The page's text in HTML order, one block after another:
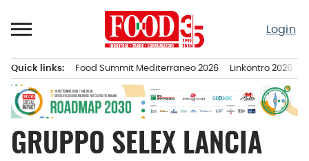
al
Login
principale
Quick links: Food Summit Mediterraneo 2026 Linkontro 2026
GRUPPO SELEX LANCIA